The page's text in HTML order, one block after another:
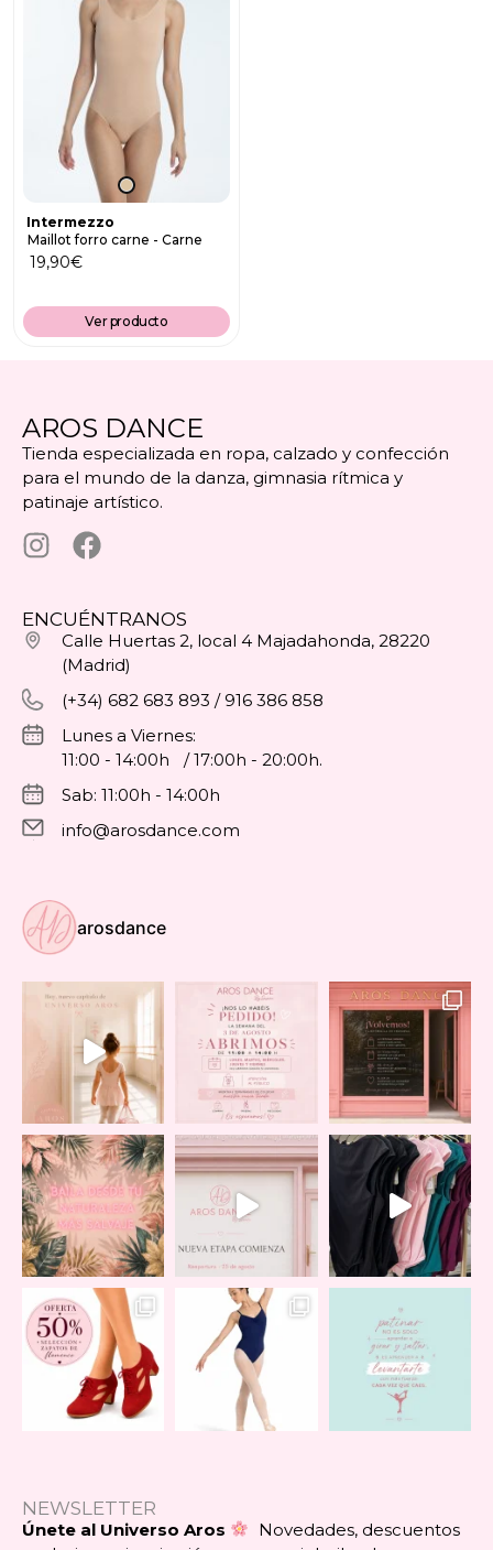
Intermezzo
Maillot forro carne - Carne
19,90€
Ver producto
AROS DANCE
Tienda especializada en ropa, calzado y confección
para el mundo de la danza, gimnasia rítmica y
patinaje artístico.
ENCUÉNTRANOS
Calle Huertas 2, local 4 Majadahonda, 28220
(Madrid)
(+34) 682 683 893 / 916 386 858
Lunes a Viernes:
11:00 - 14:00h / 17:00h - 20:00h.
Sab: 11:00h - 14:00h
info@arosdance.com
arosdance
NEWSLETTER
Únete al Universo Aros
Novedades, descuentos